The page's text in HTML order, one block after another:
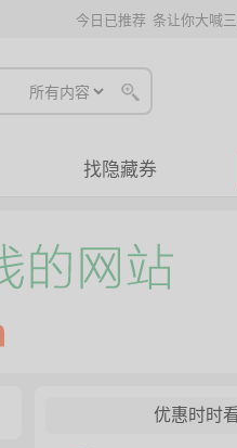
今日已推荐 条让你大喊
找隐藏券
优惠时时